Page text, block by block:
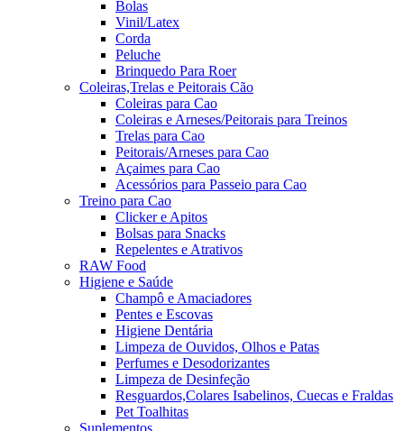
Bolas
Vinil/Latex
Corda
Peluche
Brinquedo Para Roer
Coleiras,Trelas e Peitorais Cão
Coleiras para Cao
Coleiras e Arneses/Peitorais para Treinos
Trelas para Cao
Peitorais/Arneses para Cao
Açaimes para Cao
Acessórios para Passeio para Cao
Treino para Cao
Clicker e Apitos
Bolsas para Snacks
Repelentes e Atrativos
RAW Food
Higiene e Saúde
Champô e Amaciadores
Pentes e Escovas
Higiene Dentária
Limpeza de Ouvidos, Olhos e Patas
Perfumes e Desodorizantes
Limpeza de Desinfeção
Resguardos,Colares Isabelinos, Cuecas e Fraldas
Pet Toalhitas
Suplementos